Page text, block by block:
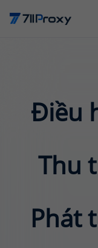
Điều
Thu
Phát